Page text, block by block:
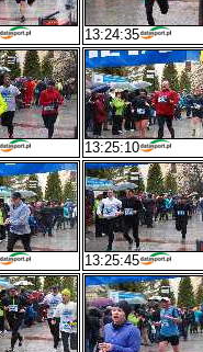
13:24:35
13:25:10
13:25:45